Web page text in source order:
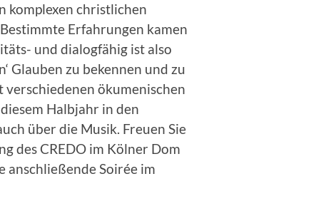
komplexen christlichen
Erfahrungen kamen
und dialogfähig ist also
Glauben zu bekennen und zu
ökumenischen
Halbjahr in den
über die Musik. Freuen Sie
des CREDO im Kölner Dom
anschließende Soirée im